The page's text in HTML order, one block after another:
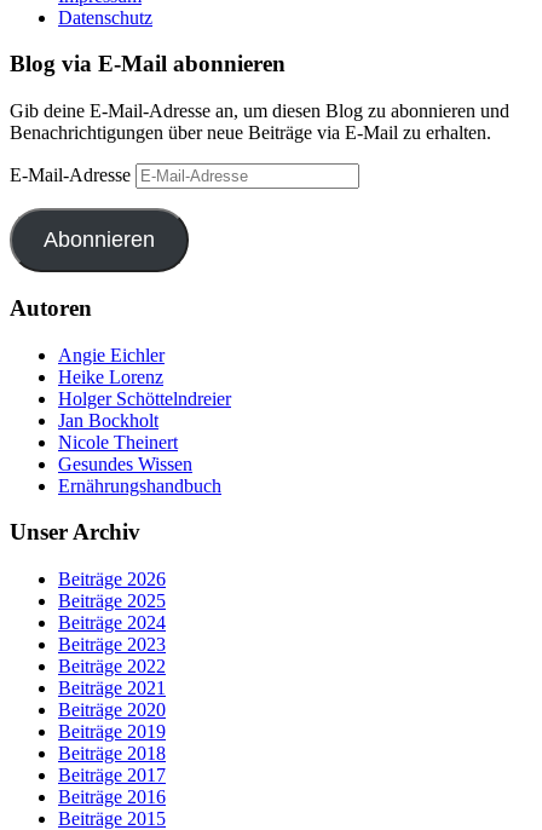
Datenschutz
Blog via E-Mail abonnieren
Gib deine E-Mail-Adresse an, um diesen Blog zu abonnieren und
Benachrichtigungen über neue Beiträge via E-Mail zu erhalten.
E-Mail-Adresse
Abonnieren
Autoren
Angie Eichler
Heike Lorenz
Holger Schöttelndreier
Jan Bockholt
Nicole Theinert
Gesundes Wissen
Ernährungshandbuch
Unser Archiv
Beiträge 2026
Beiträge 2025
Beiträge 2024
Beiträge 2023
Beiträge 2022
Beiträge 2021
Beiträge 2020
Beiträge 2019
Beiträge 2018
Beiträge 2017
Beiträge 2016
Beiträge 2015